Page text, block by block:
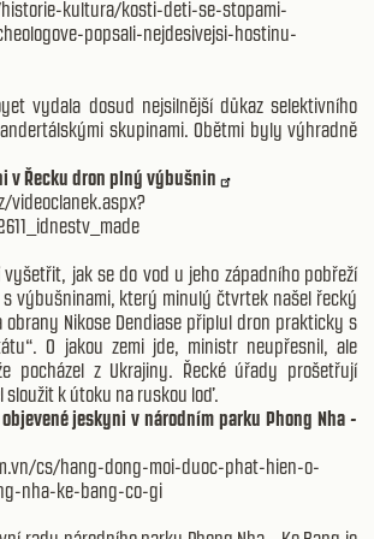
kultura/kosti-deti-se-stopami-
popsali-nejdesivejsi-hostinu-
vydala dosud nejsilnější důkaz selektivního
skupinami. Obětmi byly výhradně
v Řecku dron plný výbušnin
vyšetřit, jak se do vod u jeho západního pobřeží
výbušninami, který minulý čtvrtek našel řecký
obrany Nikose Dendiase připlul dron prakticky s
O jakou zemi jde, ministr neupřesnil, ale
pocházel z Ukrajiny. Řecké úřady prošetřují
sloužit k útoku na ruskou loď.
jeskyni v národním parku Phong Nha -
cs/hang-dong-moi-duoc-phat-hien-o-
nha-ke-bang-co-gi